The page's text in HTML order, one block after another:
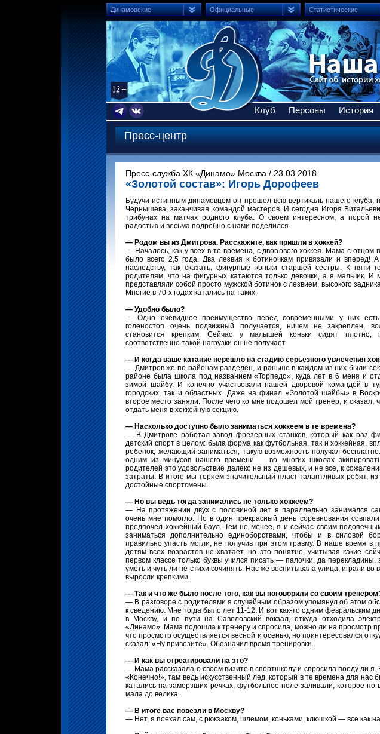
Динамовские Официальные Статистические
Клуб Персоны История
Пресс-центр
Пресс-служба ХК «Динамо» Москва / 23.03.2018
«Золотой состав»: Игорь Дорофеев
Будучи истинным динамовцем он прошел всю вертикаль нашего
Чернышева, заканчивая командой мастеров. И сегодня Игоря
трибунах на матчах родного клуба. О своем интересном, а порой
радостью и весьма подробно с нами поделился.
— Родом вы из Дмитрова. Расскажите, как пришли в хоккей?
— Началось, как у всех в те времена, с дворового хоккея. Мама с отцом
было всего 2,5 года. Два лезвия к ботиночкам привязали и вперед!
наследству, так сказать, фигурные коньки старшей сестры. К пяти
родителям, что на фигурных катаются только девочки, а я мальчик. И
представляли собой просто мужской ботинок с лезвием, высокого
Многие в 70-х годах катались на таких.
— Удобно было?
— Одно очевидное преимущество перед современными у них есть.
голеностоп очень подвижный получается, ничем не закреплен,
становится крепким. Сейчас у малышей коньки сидят плотно,
соответственно такой нагрузки он не получает.
— И когда ваше катание перешло на стадию серьезного увлечения
— Дмитров же по районам разделен, и раньше в каждом из них были
районе была школа под названием «Торпедо», куда лет в 6 меня и
зимой шайбу. И конечно участвовали нашей дворовой командой в
городских, так и областных. Даже на финал «Золотой шайбы» в
второе место заняли. После чего ко мне подошел мой тренер, и сказал,
отдать меня в хоккейную секцию.
— Насколько доступно было заниматься хоккеем в те времена?
— В Дмитрове работал завод фрезерных станков, который как раз
детский спорт в целом: была форма как футбольная, так и хоккейная,
ребенок, желающий заниматься, такую возможность получал
одним из минусов нашего времени — во многих школах
родителей это удовольствие далеко не из дешевых, и не все, к
затраты. В итоге мы теряем значительный пласт талантливых ребят,
достойные спортсмены.
— Но вы ведь тогда занимались не только хоккеем?
— На протяжении двух с половиной лет я параллельно занимался
очень мне помогло. Но в один прекрасный день соревнования
предпочел хоккейный баул. Тем не менее, я и сейчас своим
заниматься дополнительно единоборствами, чтобы и в силовой
правильно упасть могли, не получив при этом травму. В наше время в
детям всех возрастов не хватает, но это понятно, учитывая какие
первом классе только буквы учился писать — палочки, да
уметь и чуть ли не стихи сочинять. Нас же воспитывала улица, играли во
выросли крепкими.
— Так и что же было после того, как вы поговорили со своим
— В разговоре с родителями я случайным образом упомянул об этом
к сведению. Мне тогда было лет 11-12. И вот как-то одним февральским
в Москву, и по пути на Савеловский вокзал, откуда отходила
«Динамо». Мама подошла к тренеру и спросила, можно ли на просмотр
что просмотр осуществляется весной и осенью, но поинтересовался
сказал: «Ну привозите». Обозначил время тренировки.
— И как вы отреагировали на это?
— Мама рассказала о своем визите в спортшколу и спросила поеду ли я.
«Конечно!», там ведь искусственный лед, который в те времена для нас
катались на замерзших речках, футбольное поле заливали, которое
мала до велика.
— В итоге вас повезли в Москву?
— Нет, я поехал сам, с рюкзаком, шлемом, коньками, клюшкой — все как